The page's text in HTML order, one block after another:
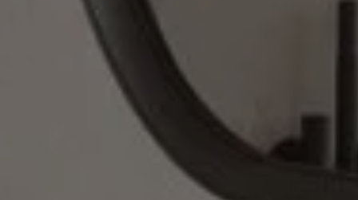
öffnen und schließen